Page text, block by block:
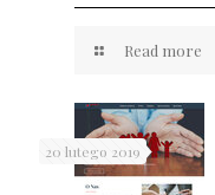
Read more
20 lutego 2019